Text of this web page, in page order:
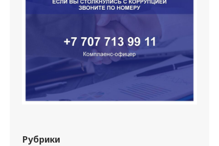
Рубрики